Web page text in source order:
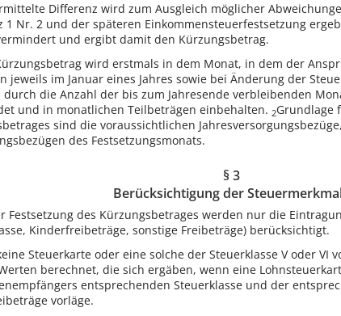
Differenz wird zum Ausgleich möglicher
1 Nr. 2 und der späteren Einkommensteuerfestsetzung
und ergibt damit den Kürzungsbetrag.
wird erstmals in dem Monat, in dem der
jeweils im Januar eines Jahres sowie bei Änderung der
durch die Anzahl der bis zum Jahresende verbleibenden
und in monatlichen Teilbeträgen einbehalten. 2Grundlage
sind die voraussichtlichen
des Festsetzungsmonats.
§ 3
Berücksichtigung der
Festsetzung des Kürzungsbetrages werden nur die
Kinderfreibeträge, sonstige Freibeträge) berücksichtigt.
Steuerkarte oder eine solche der Steuerklasse V oder VI
berechnet, die sich ergäben, wenn eine
entsprechenden Steuerklasse und der
vorläge.